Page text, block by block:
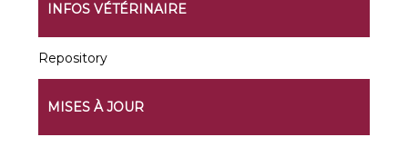
INFOS VÉTÉRINAIRE
Repository
MISES À JOUR